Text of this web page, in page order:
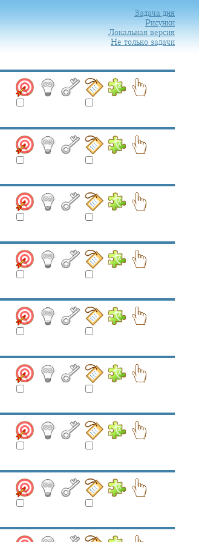
Задача дня
Рисунки
Локальная версия
Не только задачи